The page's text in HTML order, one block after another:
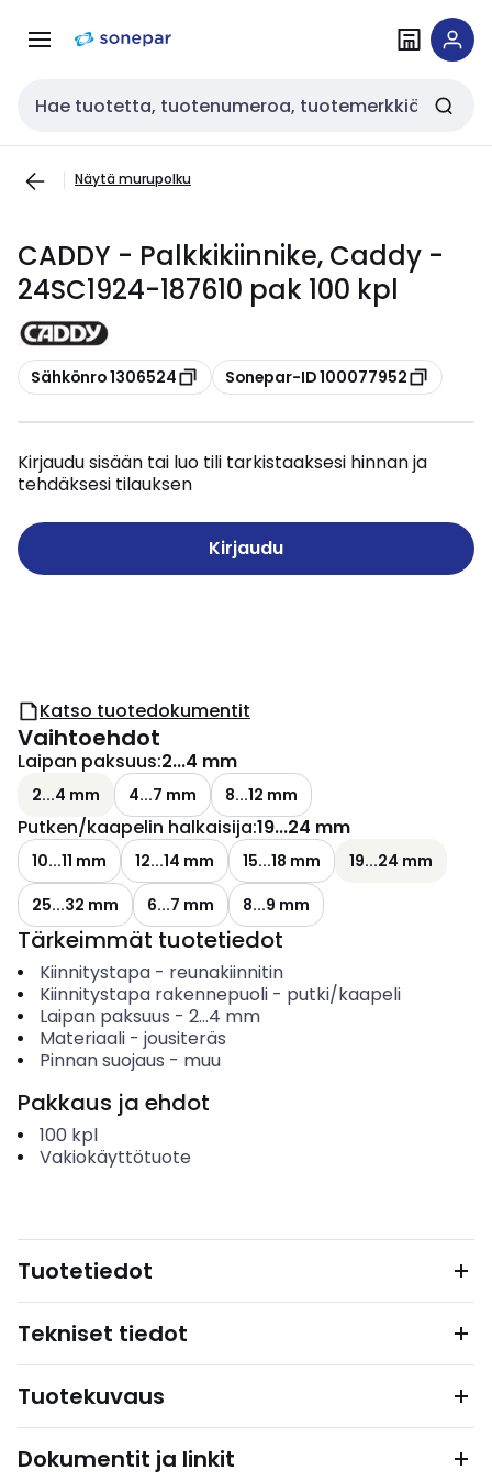
navigointiinsisältöön
Haku
Näytä murupolku
CADDY - Palkkikiinnike, Caddy -
24SC1924-187610 pak 100 kpl
Kopioi
Sähkönro 1306524 Kopioi
Sonepar-ID 100077952
Kirjaudu sisään tai luo tili tarkistaaksesi hinnan ja
tehdäksesi tilauksen
Kirjaudu
Katso tuotedokumentit
Vaihtoehdot
Laipan paksuus:2...4 mm
2...4 mm 4...7 mm 8...12 mm
Putken/kaapelin halkaisija:19...24 mm
10...11 mm 12...14 mm 15...18 mm
19...24 mm
25...32 mm
6...7 mm 8...9 mm
Tärkeimmät tuotetiedot
Kiinnitystapa- reunakiinnitin
Kiinnitystapa rakennepuoli- putki/kaapeli
Laipan paksuus - 2...4 mm
Materiaali- jousiteräs
Pinnan suojaus - muu
Pakkaus ja ehdot
100 kpl
Vakiokäyttötuote
Tuotetiedot
Tekniset tiedot
Tuotekuvaus
Dokumentit ja linkit